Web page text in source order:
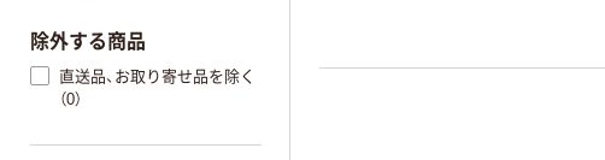
除外する商品
直送品、お取り寄せ品を除く
（0）